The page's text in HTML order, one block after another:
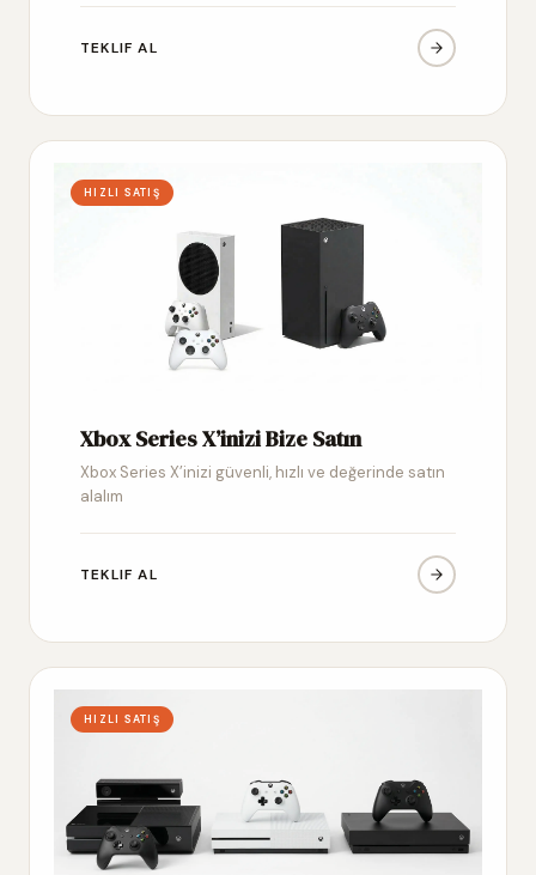
TEKLIF AL
HIZLI SATIŞ
Xbox Series X’inizi Bize Satın
Xbox Series X’inizi güvenli, hızlı ve değerinde satın
alalım
TEKLIF AL
HIZLI SATIŞ